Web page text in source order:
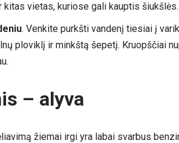
vietas, kuriose gali kauptis šiukšlės.
. Venkite purkšti vandenį tiesiai į
ploviklį ir minkštą šepetį. Kruopščiai
– alyva
žiemai irgi yra labai svarbus